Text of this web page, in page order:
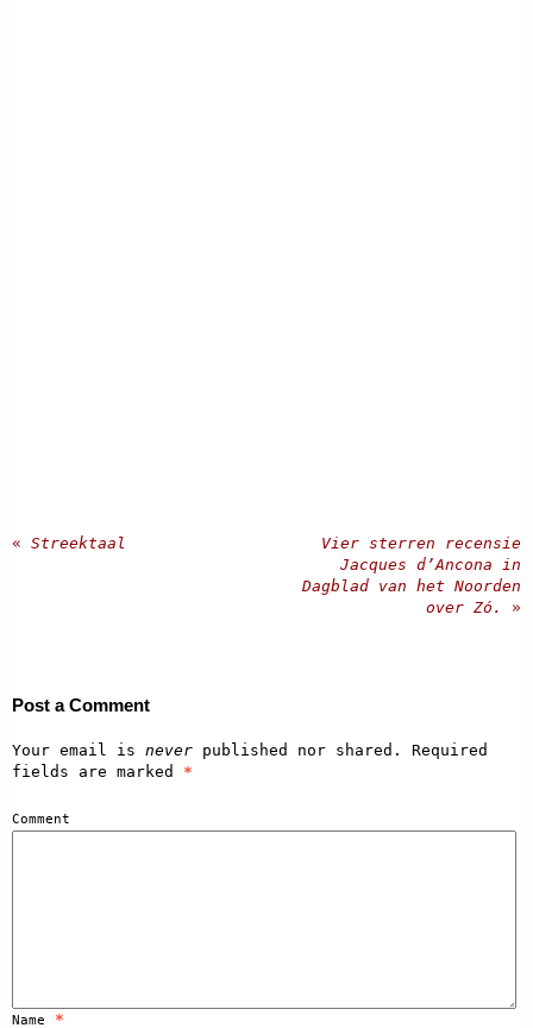
« Streektaal
Vier sterren recensie
Jacques d’Ancona in
Dagblad van het Noorden
over Zó. »
Post a Comment
Your email is never published nor shared. Required
fields are marked *
Comment
Name *